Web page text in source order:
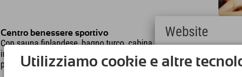
Centro benessere sportivo
Con sauna finlandese, bagno turco, cabina a
infrarossi, sala relax e area fitness con attrezzi
per il potenziamento muscolare e cardio.
Utilizziamo cookie e altre
Website
Deutsch
(German)